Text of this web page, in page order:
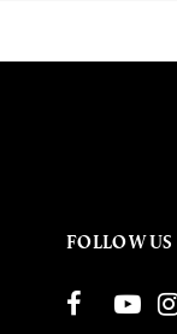
FOLLOW US